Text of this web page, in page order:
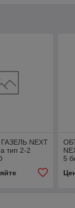
ГАЗЕЛЬ NEXT
тип 2-2
5